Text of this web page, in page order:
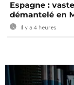
Espagne :
démantelé en
Il y a 4 heures